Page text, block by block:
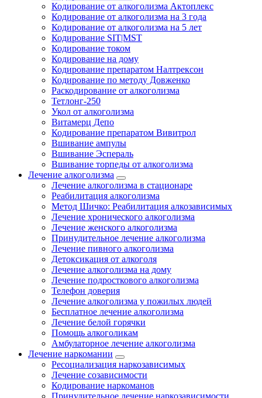
Кодирование от алкоголизма Актоплекс
Кодирование от алкоголизма на 3 года
Кодирование от алкоголизма на 5 лет
Кодирование SIT|MST
Кодирование током
Кодирование на дому
Кодирование препаратом Налтрексон
Кодирование по методу Довженко
Раскодирование от алкоголизма
Тетлонг-250
Укол от алкоголизма
Витамерц Депо
Кодирование препаратом Вивитрол
Вшивание ампулы
Вшивание Эспераль
Вшивание торпеды от алкоголизма
Лечение алкоголизма
Лечение алкоголизма в стационаре
Реабилитация алкоголизма
Метод Шичко: Реабилитация алкозависимых
Лечение хронического алкоголизма
Лечение женского алкоголизма
Принудительное лечение алкоголизма
Лечение пивного алкоголизма
Детоксикация от алкоголя
Лечение алкоголизма на дому
Лечение подросткового алкоголизма
Телефон доверия
Лечение алкоголизма у пожилых людей
Бесплатное лечение алкоголизма
Лечение белой горячки
Помощь алкоголикам
Амбулаторное лечение алкоголизма
Лечение наркомании
Ресоциализация наркозависимых
Лечение созависимости
Кодирование наркоманов
Принудительное лечение наркозависимости